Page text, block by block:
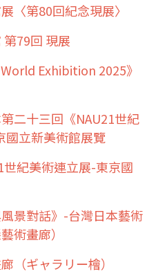
〈第80回紀念現展〉
79回 現展
Exhibition 2025》
第二十三回《NAU21世紀
國立新美術館展覽
世紀美術連立展-東京國
風景對話》-台灣日本藝術
術畫廊）
（ギャラリー檜）